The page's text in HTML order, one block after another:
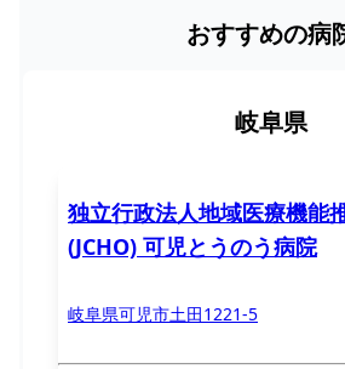
おすすめの病
岐阜県
独立行政法人地域医療機能
(JCHO) 可児とうのう病院
岐阜県可児市土田1221-5